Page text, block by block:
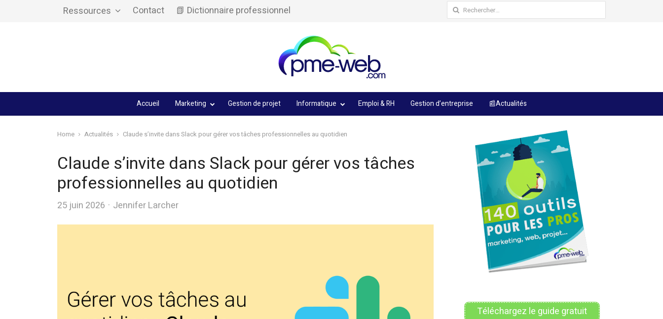
Ressources Contact 📗 Dictionnaire professionnel Rechercher :
Accueil Marketing Gestion de projet Informatique Emploi & RH Gestion d’entreprise 📰Actualités
Home Actualités Claude s’invite dans Slack pour gérer vos tâches professionnelles au quotidien
Claude s’invite dans Slack pour gérer vos tâches
professionnelles au quotidien
25 juin 2026 Author
Jennifer Larcher
Téléchargez le guide gratuit